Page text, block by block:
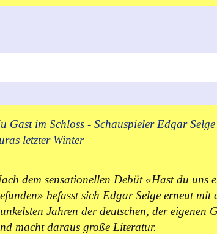
Gast im Schloss - Schauspieler Edgar
letzter Winter
dem sensationellen Debüt «Hast du uns
befasst sich Edgar Selge erneut mit
Jahren der deutschen, der eigenen
macht daraus große Literatur.